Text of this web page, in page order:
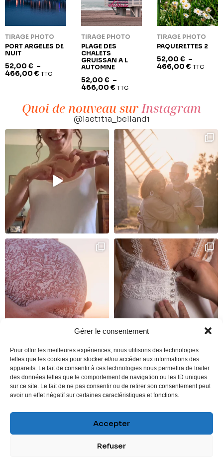
Gérer le consentement
Pour offrir les meilleures expériences, nous utilisons des technologies
telles que les cookies pour stocker et/ou accéder aux informations des
appareils. Le fait de consentir à ces technologies nous permettra de traiter
des données telles que le comportement de navigation ou les ID uniques
sur ce site. Le fait de ne pas consentir ou de retirer son consentement peut
avoir un effet négatif sur certaines caractéristiques et fonctions.
Accepter
Refuser
TIRAGE PHOTO
PORT ARGELES DE
NUIT
52,00 € –
466,00 € TTC
TIRAGE PHOTO
PLAGE DES
CHALETS
GRUISSAN A L
AUTOMNE
52,00 € –
466,00 € TTC
TIRAGE PHOTO
PAQUERETTES 2
52,00€ –
466,00€ TTC
Quoi de nouveau surInstagram
@laetitia_bellandi